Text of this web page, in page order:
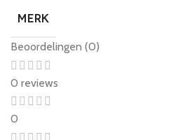
MERK
Beoordelingen (0)
0 reviews
0